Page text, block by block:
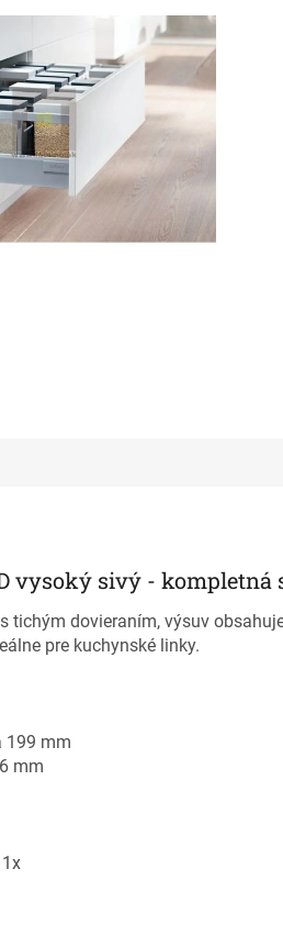
vysoký sivý - kompletná
tichým dovieraním, výsuv
pre kuchynské linky.
199 mm
mm